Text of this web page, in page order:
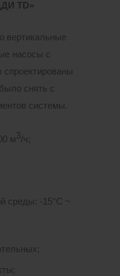
TD»
вертикальные
насосы с
снять с
системы.
м3/ч;
среды: -15°С ~